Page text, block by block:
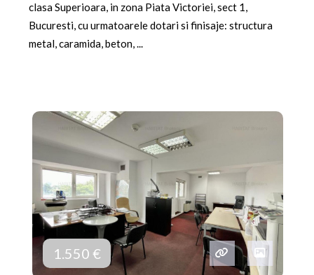
clasa Superioara, in zona Piata Victoriei, sect 1,
Bucuresti, cu urmatoarele dotari si finisaje: structura
metal, caramida, beton, ...
1.550 €